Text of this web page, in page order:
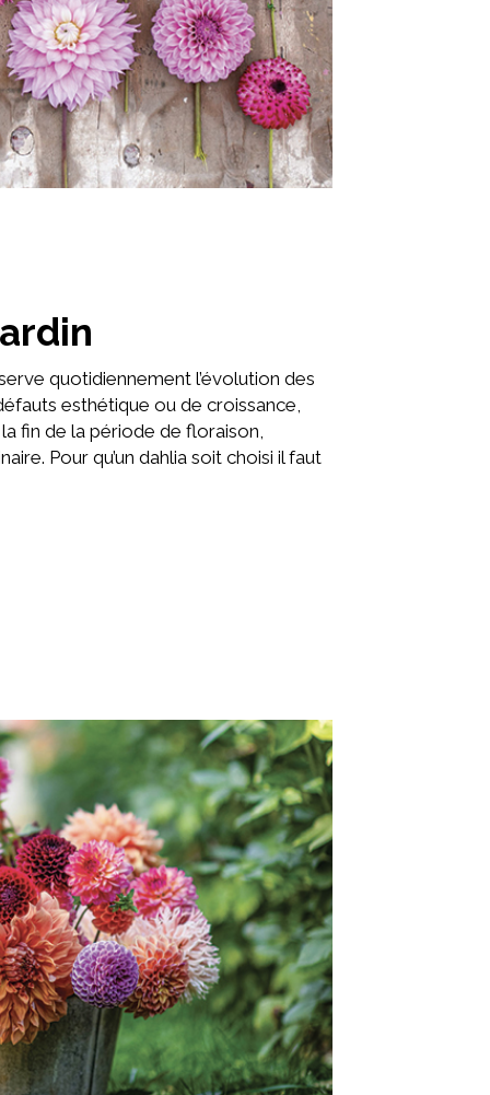
quotidiennement l’évolution des
esthétique ou de croissance,
fin de la période de floraison,
Pour qu’un dahlia soit choisi il faut